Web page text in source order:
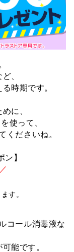
、
時期です。
に、
使って、
くださいね。
ン】
す。
コール消毒液な
能です。